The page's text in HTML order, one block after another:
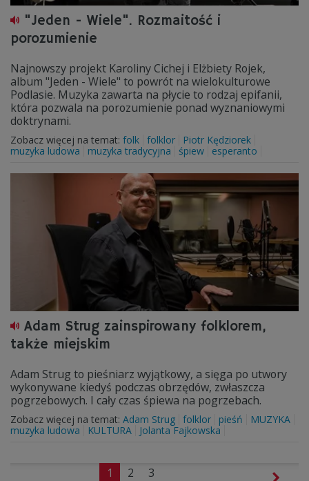
"Jeden - Wiele". Rozmaitość i
porozumienie
Najnowszy projekt Karoliny Cichej i Elżbiety Rojek,
album "Jeden - Wiele" to powrót na wielokulturowe
Podlasie. Muzyka zawarta na płycie to rodzaj epifanii,
która pozwala na porozumienie ponad wyznaniowymi
doktrynami.
Zobacz więcej na temat: folk folklor
Piotr Kędziorek
muzyka ludowa
muzyka tradycyjna śpiew esperanto
Adam Strug zainspirowany folklorem,
także miejskim
Adam Strug to pieśniarz wyjątkowy, a sięga po utwory
wykonywane kiedyś podczas obrzędów, zwłaszcza
pogrzebowych. I cały czas śpiewa na pogrzebach.
Zobacz więcej na temat: Adam Strug folklor pieśń
MUZYKA
muzyka ludowa
KULTURA Jolanta Fajkowska
1 2 3